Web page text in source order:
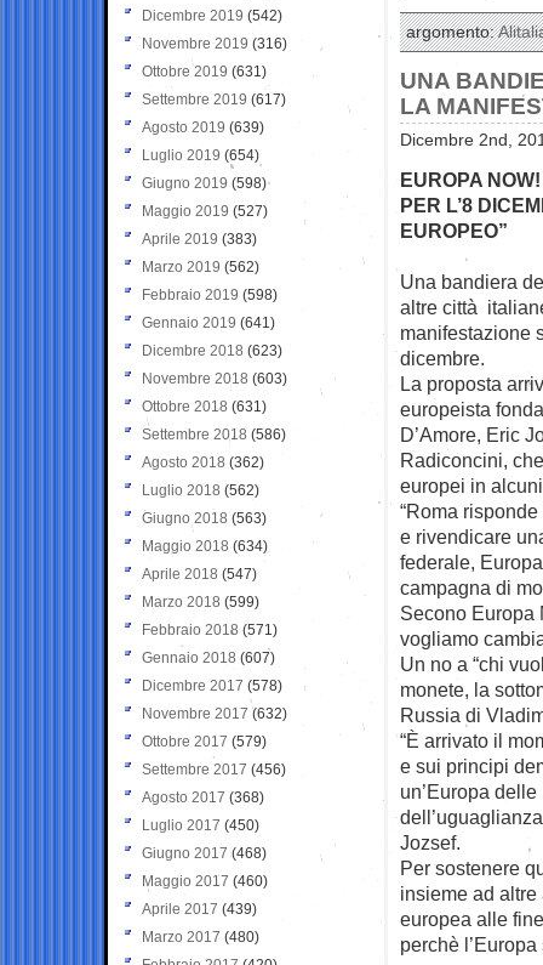
argomento:
UNA
LA
Dicembre 2nd,
EUROPA
PER L’8
EUROPEO”
Una bandiera
altre città
manifestazione
dicembre.
La proposta
europeista
D’Amore, Eric
Radiconcini,
europei in
“Roma
e rivendicare
federale,
campagna di
Secono Europa
vogliamo
Un no a “chi
monete, la
Russia di
“È arrivato il
e sui principi
un’Europa
Jozsef.
Per sostenere
insieme ad
europea alle
perchè
Dicembre 2019 (542)
Novembre 2019 (316)
Ottobre 2019 (631)
Settembre 2019 (617)
Agosto 2019 (639)
Luglio 2019 (654)
Giugno 2019 (598)
Maggio 2019 (527)
Aprile 2019 (383)
Marzo 2019 (562)
Febbraio 2019 (598)
Gennaio 2019 (641)
Dicembre 2018 (623)
Novembre 2018 (603)
Ottobre 2018 (631)
Settembre 2018 (586)
Agosto 2018 (362)
Luglio 2018 (562)
Giugno 2018 (563)
Maggio 2018 (634)
Aprile 2018 (547)
Marzo 2018 (599)
Febbraio 2018 (571)
Gennaio 2018 (607)
Dicembre 2017 (578)
Novembre 2017 (632)
Ottobre 2017 (579)
Settembre 2017 (456)
Agosto 2017 (368)
Luglio 2017 (450)
Giugno 2017 (468)
Maggio 2017 (460)
Aprile 2017 (439)
Marzo 2017 (480)